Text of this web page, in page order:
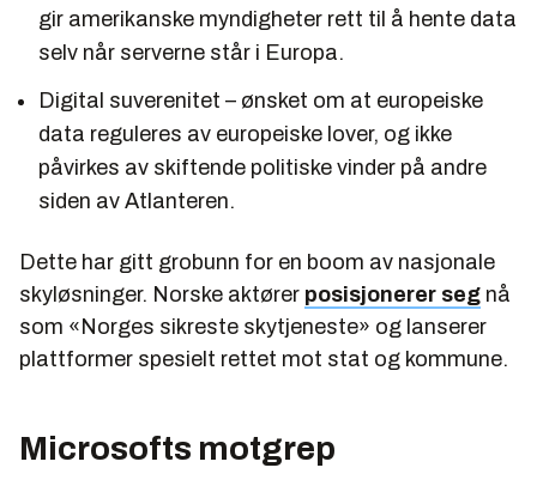
gir amerikanske myndigheter rett til å hente data
selv når serverne står i Europa.
Digital suverenitet – ønsket om at europeiske
data reguleres av europeiske lover, og ikke
påvirkes av skiftende politiske vinder på andre
siden av Atlanteren.
Dette har gitt grobunn for en boom av nasjonale
skyløsninger. Norske aktører posisjonerer seg nå
som «Norges sikreste skytjeneste» og lanserer
plattformer spesielt rettet mot stat og kommune.
Microsofts motgrep